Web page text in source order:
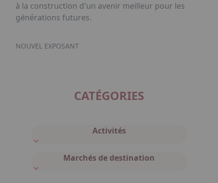
à la construction d'un avenir meilleur pour les
générations futures.
NOUVEL EXPOSANT
CATÉGORIES
Activités
Marchés de destination